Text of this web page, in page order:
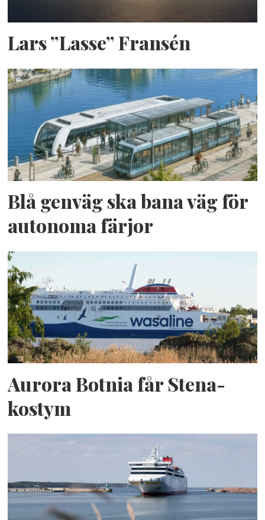
Lars ”Lasse” Fransén
Blå genväg ska bana väg för
autonoma färjor
Aurora Botnia får Stena-
kostym